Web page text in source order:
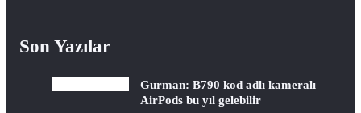
Son Yazılar
Gurman: B790 kod adlı kameralı
AirPods bu yıl gelebilir